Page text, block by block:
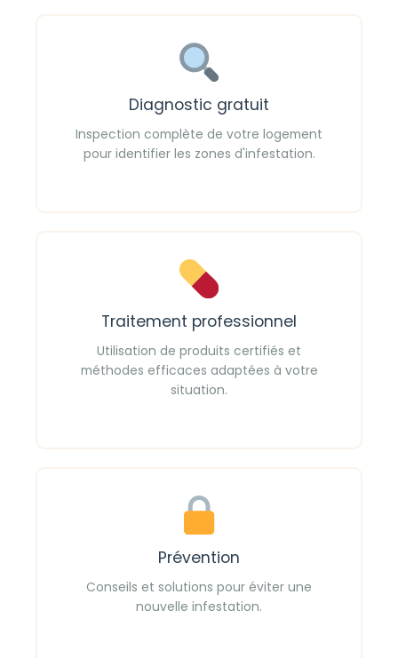
Diagnostic gratuit
Inspection complète de votre logement
pour identifier les zones d'infestation.
Traitement professionnel
Utilisation de produits certifiés et
méthodes efficaces adaptées à votre
situation.
Prévention
Conseils et solutions pour éviter une
nouvelle infestation.